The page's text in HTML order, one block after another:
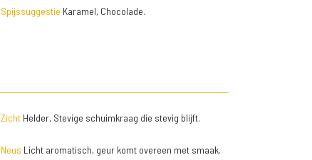
Spijssuggestie Karamel, Chocolade.
ZichtHelder, Stevige schuimkraag die stevig blijft.
Neus Licht aromatisch, geur komt overeen met smaak.